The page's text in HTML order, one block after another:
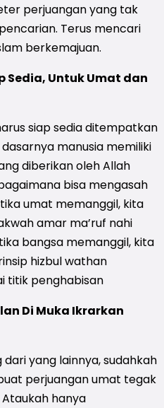
perjuangan yang tak
Terus mencari
berkemajuan.
Sedia, Untuk Umat dan
siap sedia ditempatkan
manusia memiliki
diberikan oleh Allah
bisa mengasah
umat memanggil, kita
amar ma’ruf nahi
bangsa memanggil, kita
hizbul wathan
titik penghabisan
Di Muka Ikrarkan
yang lainnya, sudahkah
perjuangan umat tegak
hanya